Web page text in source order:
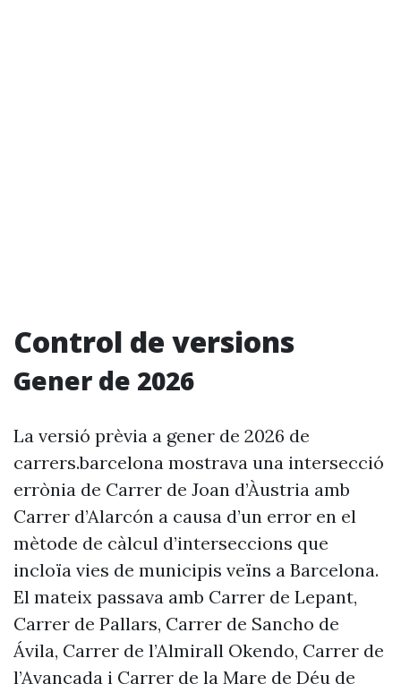
Control de versions
Gener de 2026
La versió prèvia a gener de 2026 de
carrers.barcelona mostrava una intersecció
errònia de Carrer de Joan d’Àustria amb
Carrer d’Alarcón a causa d’un error en el
mètode de càlcul d’interseccions que
incloïa vies de municipis veïns a Barcelona.
El mateix passava amb Carrer de Lepant,
Carrer de Pallars, Carrer de Sancho de
Ávila, Carrer de l’Almirall Okendo, Carrer de
l’Avançada i Carrer de la Mare de Déu de